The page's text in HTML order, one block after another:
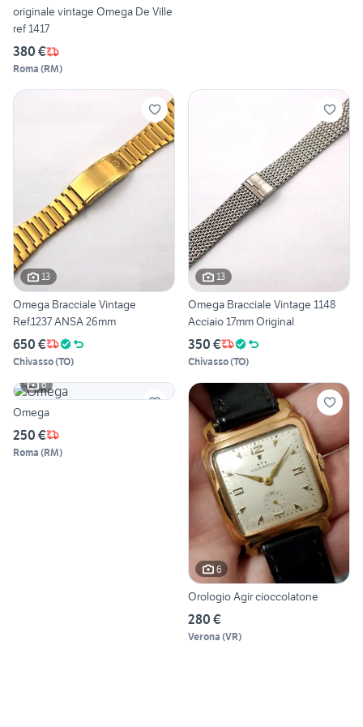
originale vintage Omega De Ville
ref 1417
380 €
Roma (RM)
13
Omega Bracciale Vintage
Ref.1237 ANSA 26mm
650 €
Chivasso(TO)
13
Omega Bracciale Vintage 1148
Acciaio 17mm Original
350 €
Chivasso(TO)
6
Omega
250 €
Roma (RM)
6
Orologio Agir cioccolatone
280 €
Verona (VR)